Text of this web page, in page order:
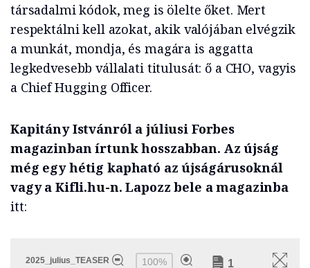
társadalmi kódok, meg is ölelte őket. Mert
respektálni kell azokat, akik valójában elvégzik
a munkát, mondja, és magára is aggatta
legkedvesebb vállalati titulusát: ő a CHO, vagyis
a Chief Hugging Officer.
Kapitány Istvánról a júliusi Forbes
magazinban írtunk hosszabban. Az újság
még egy hétig kapható az újságárusoknál
vagy a Kifli.hu-n. Lapozz bele a magazinba
itt: